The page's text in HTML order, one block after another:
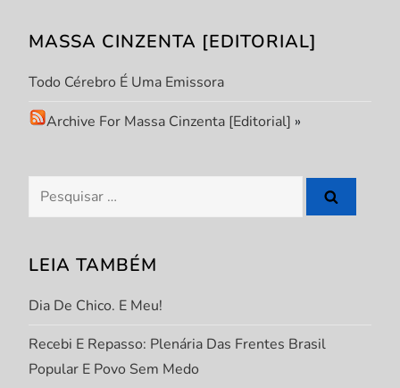
d
e
P
o
s
t
MASSA CINZENTA [EDITORIAL]
Todo Cérebro É Uma Emissora
Archive For Massa Cinzenta [Editorial] »
Pesquisar
por:
LEIA TAMBÉM
Dia De Chico. E Meu!
Recebi E Repasso: Plenária Das Frentes Brasil
Popular E Povo Sem Medo